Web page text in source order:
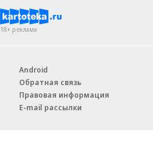
18+ реклама
Android
Обратная связь
Правовая информация
E-mail рассылки